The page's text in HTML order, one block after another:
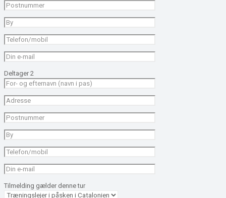
Deltager 2
Tilmelding gælder denne tur